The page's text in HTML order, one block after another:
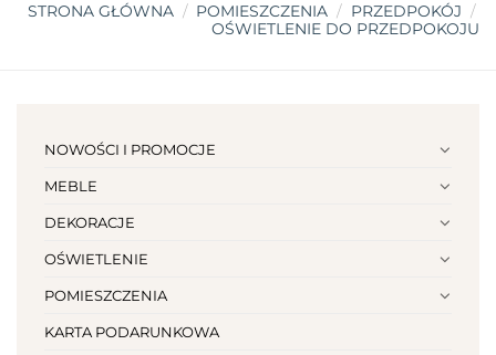
STRONA GŁÓWNA / POMIESZCZENIA / PRZEDPOKÓJ /
OŚWIETLENIE DO PRZEDPOKOJU
NOWOŚCI I PROMOCJE
MEBLE
DEKORACJE
OŚWIETLENIE
POMIESZCZENIA
KARTA PODARUNKOWA